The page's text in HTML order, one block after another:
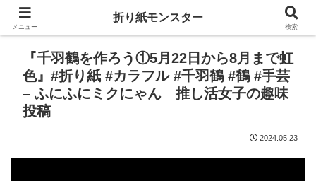
『千羽鶴を作ろう①5月22日から8月まで虹
色』#折り紙 #カラフル #千羽鶴 #鶴 #手芸
– ふにふにミクにゃん 推し活女子の趣味
投稿
2024.05.23
メニュー
折り紙モンスター
検索